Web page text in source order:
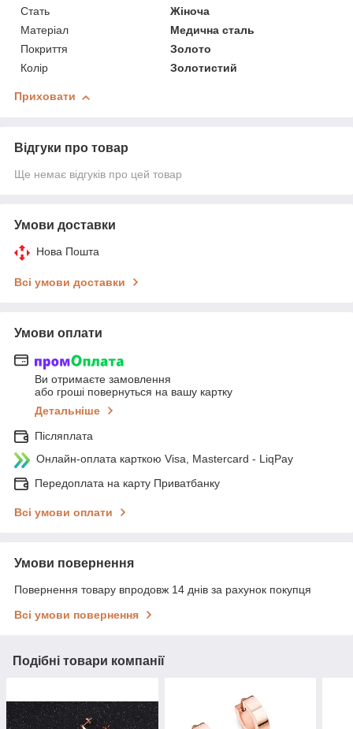
Стать
Жіноча
Матеріал
Медична сталь
Покриття
Золото
Колір
Золотистий
Приховати
Відгуки про товар
Ще немає відгуків про цей товар
Умови доставки
Нова Пошта
Всі умови доставки
Умови оплати
Ви отримаєте замовлення
або гроші повернуться на вашу картку
Детальніше
Післяплата
Онлайн-оплата карткою Visa, Mastercard - LiqPay
Передоплата на карту Приватбанку
Всі умови оплати
Умови повернення
Повернення товару впродовж 14 днів за рахунок покупця
Всі умови повернення
Подібні товари компанії